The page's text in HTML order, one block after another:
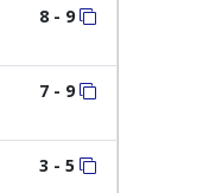
8 - 9
7 - 9
3 - 5